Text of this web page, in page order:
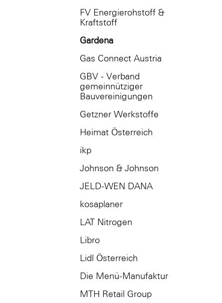
FV Energierohstoff &
Kraftstoff
Gardena
Gas Connect Austria
GBV - Verband
gemeinnütziger
Bauvereinigungen
Getzner Werkstoffe
Heimat Österreich
ikp
Johnson & Johnson
JELD-WEN DANA
kosaplaner
LAT Nitrogen
Libro
Lidl Österreich
Die Menü-Manufaktur
MTH Retail Group